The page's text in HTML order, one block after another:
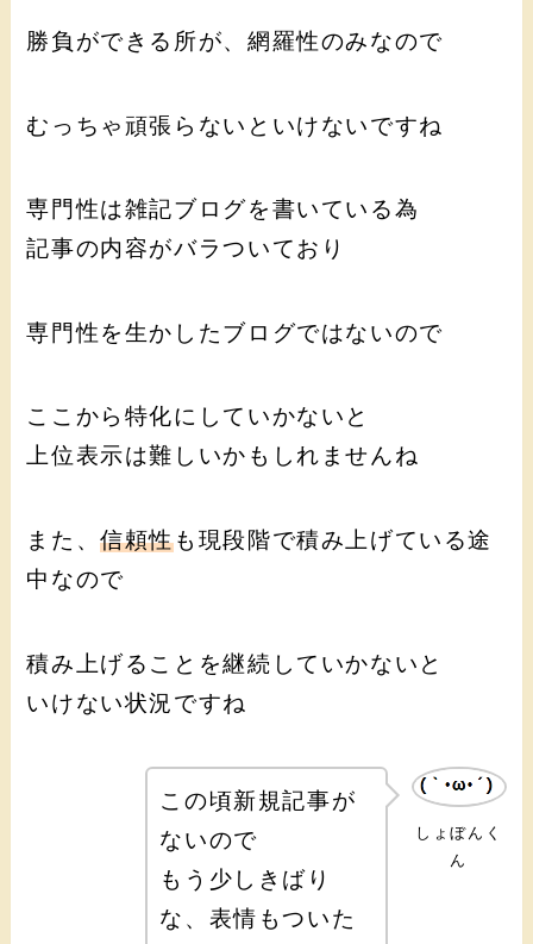
勝負ができる所が、網羅性のみなので
むっちゃ頑張らないといけないですね
専門性は雑記ブログを書いている為
記事の内容がバラついており
専門性を生かしたブログではないので
ここから特化にしていかないと
上位表示は難しいかもしれませんね
また、信頼性も現段階で積み上げている途
中なので
積み上げることを継続していかないと
いけない状況ですね
しょぼんく
ん
この頃新規記事が
ないので
もう少しきばり
な、表情もついた